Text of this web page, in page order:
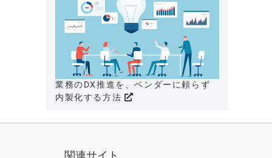
業務のDX推進を、ベンダーに頼らず
内製化する方法
関連サイト